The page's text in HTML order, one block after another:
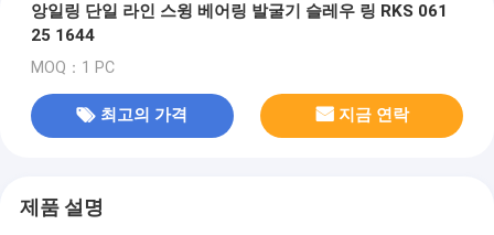
앙일링 단일 라인 스윙 베어링 발굴기 슬레우 링 RKS 061
25 1644
MOQ：1 PC
최고의 가격 지금 연락
제품 설명